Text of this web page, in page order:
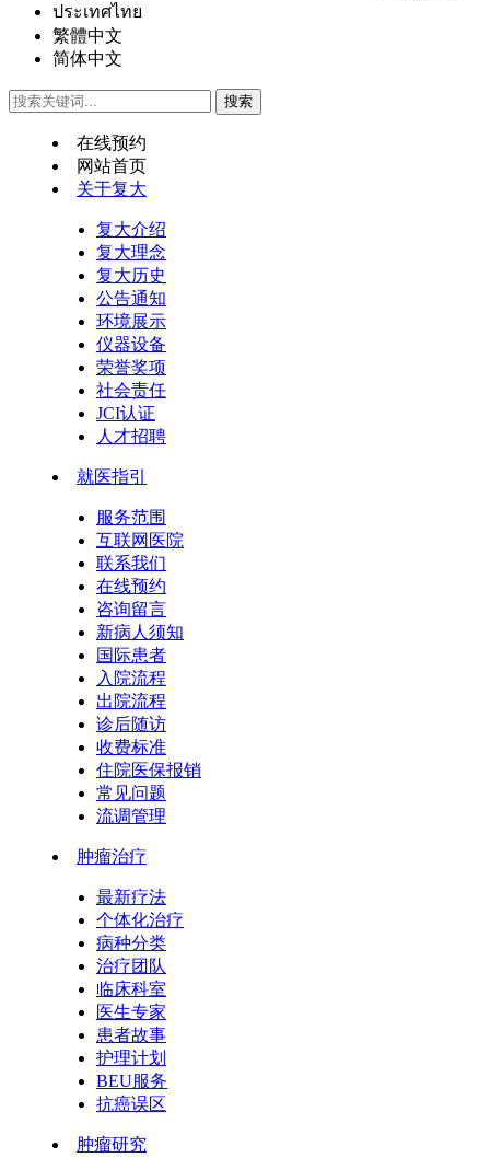
ประเทศไทย
繁體中文
简体中文
在线预约
网站首页
关于复大
复大介绍
复大理念
复大历史
公告通知
环境展示
仪器设备
荣誉奖项
社会责任
JCI认证
人才招聘
就医指引
服务范围
互联网医院
联系我们
在线预约
咨询留言
新病人须知
国际患者
入院流程
出院流程
诊后随访
收费标准
住院医保报销
常见问题
流调管理
肿瘤治疗
最新疗法
个体化治疗
病种分类
治疗团队
临床科室
医生专家
患者故事
护理计划
BEU服务
抗癌误区
肿瘤研究